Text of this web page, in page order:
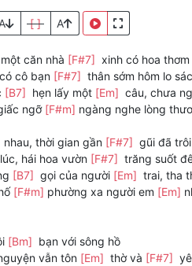
A [ ] A
căn nhà [F#7] xinh có hoa
cô bạn [F#7] thân sớm hôm lo
[B7] hẹn lấy một [Em] câu, chưa
ngỡ [F#m] ngàng nghe lòng
nhau, thời gian gần [F#7] gũi đã
lúc, hái hoa vườn [F#7] trăng suốt
[B7] gọi của người [Em] trai, tha
[F#m] phường xa người em [Em]
[Bm] bạn với sông hồ
vẫn tôn [Em] thờ và [F#7]